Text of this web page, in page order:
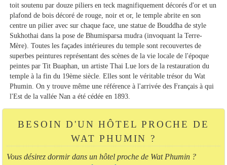
toit soutenu par douze piliers en teck magnifiquement décorés d'or et un
plafond de bois décoré de rouge, noir et or, le temple abrite en son
centre un pilier avec sur chaque face, une statue de Bouddha de style
Sukhothai dans la pose de Bhumisparsa mudra (invoquant la Terre-
Mère). Toutes les façades intérieures du temple sont recouvertes de
superbes peintures représentant des scènes de la vie locale de l'époque
peintes par Tit Buaphan, un artiste Thai Lue lors de la restauration du
temple à la fin du 19ème siècle. Elles sont le véritable trésor du Wat
Phumin. On y trouve même une référence à l'arrivée des Français à qui
l'Est de la vallée Nan a été cédée en 1893.
BESOIN D'UN HÔTEL PROCHE DE
WAT PHUMIN ?
Vous désirez dormir dans un hôtel proche de Wat Phumin ?